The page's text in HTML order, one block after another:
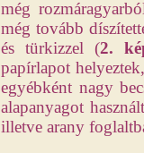
még
még tovább
és türkizzel (2.
papírlapot
egyébként nagy
alapanyagot
illetve arany